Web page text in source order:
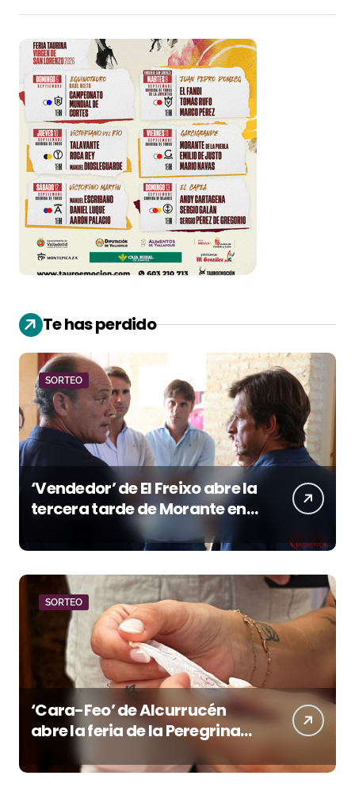
Te has perdido
SORTEO
‘Vendedor’ de El Freixo abre la
tercera tarde de Morante en
la temporada portuense
SORTEO
‘Cara-Feo’ de Alcurrucén
abre la feria de la Peregrina